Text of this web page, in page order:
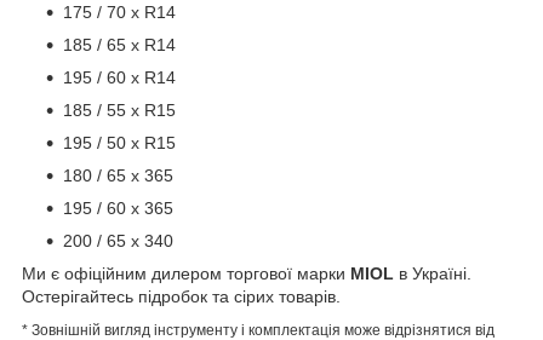
175 / 70 х R14
185 / 65 х R14
195 / 60 х R14
185 / 55 х R15
195 / 50 х R15
180 / 65 х 365
195 / 60 х 365
200 / 65 х 340
Ми є офіційним дилером торгової марки MIOL в Україні.
Остерігайтесь підробок та сірих товарів.
* Зовнішній вигляд інструменту і комплектація може відрізнятися від